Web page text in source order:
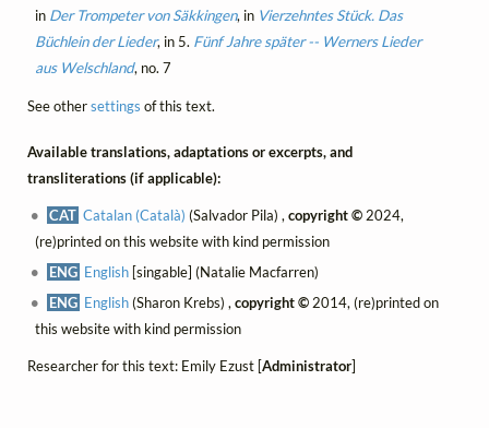
in Der Trompeter von Säkkingen, in Vierzehntes Stück. Das
Büchlein der Lieder, in 5. Fünf Jahre später -- Werners Lieder
aus Welschland, no. 7
See othersettings of this text.
Available translations, adaptations or excerpts, and
transliterations (if applicable):
CAT Catalan (Català) (Salvador Pila) ,copyright © 2024,
(re)printed on this website with kind permission
ENG English [singable] (Natalie Macfarren)
ENG English(Sharon Krebs) ,copyright © 2014, (re)printed on
this website with kind permission
Researcher for this text: Emily Ezust [Administrator]